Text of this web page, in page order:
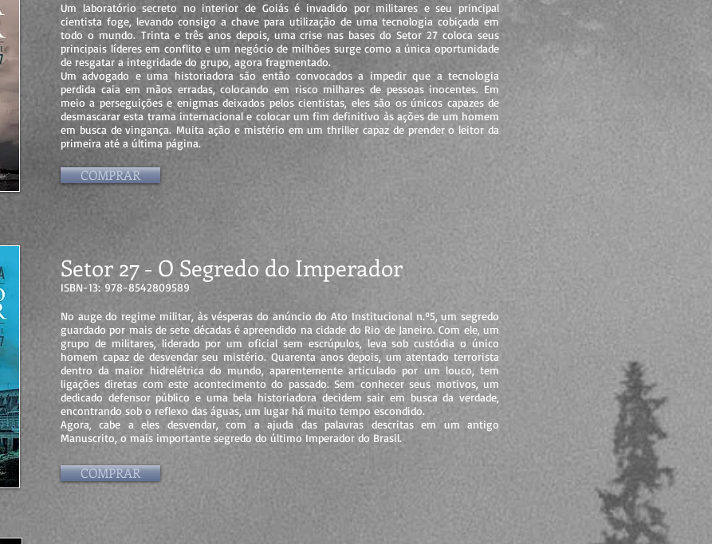
Um laboratório secreto no interior de Goiás é invadido por militares e seu principal
cientista foge, levando consigo a chave para utilização de uma tecnologia cobiçada em
todo o mundo. Trinta e três anos depois, uma crise nas bases do Setor 27 coloca seus
principais líderes em conflito e um negócio de milhões surge como a única oportunidade
de resgatar a integridade do grupo, agora fragmentado.
Um advogado e uma historiadora são então convocados a impedir que a tecnologia
perdida caia em mãos erradas, colocando em risco milhares de pessoas inocentes. Em
meio a perseguições e enigmas deixados pelos cientistas, eles são os únicos capazes de
desmascarar esta trama internacional e colocar um fim definitivo às ações de um homem
em busca de vingança. Muita ação e mistério em um thriller capaz de prender o leitor da
primeira até a última página.
COMPRAR
Setor 27 - O Segredo do Imperador
ISBN-13: 978-8542809589
No auge do regime militar, às vésperas do anúncio do Ato Institucional n.º5, um segredo
guardado por mais de sete décadas é apreendido na cidade do Rio de Janeiro. Com ele, um
grupo de militares, liderado por um oficial sem escrúpulos, leva sob custódia o único
homem capaz de desvendar seu mistério. Quarenta anos depois, um atentado terrorista
dentro da maior hidrelétrica do mundo, aparentemente articulado por um louco, tem
ligações diretas com este acontecimento do passado. Sem conhecer seus motivos, um
dedicado defensor público e uma bela historiadora decidem sair em busca da verdade,
encontrando sob o reflexo das águas, um lugar há muito tempo escondido.
Agora, cabe a eles desvendar, com a ajuda das palavras descritas em um antigo
Manuscrito, o mais importante segredo do último Imperador do Brasil.
COMPRAR